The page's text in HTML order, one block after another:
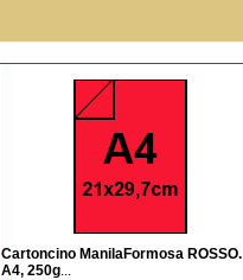
Cartoncino ManilaFormosa ROSSO.
A4, 250g...